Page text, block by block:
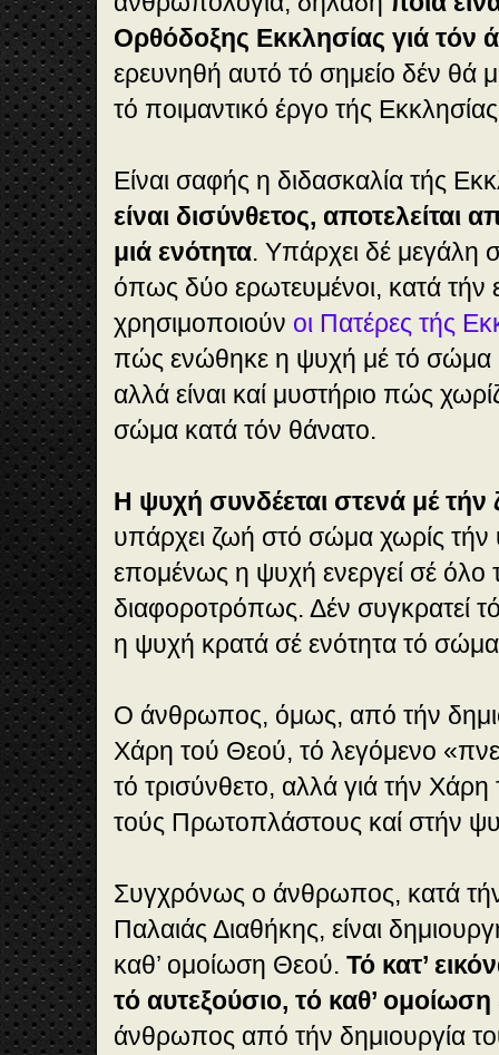
Ορθόδοξης Εκκλησίας γιά τόν
ερευνηθή αυτό τό σημείο δέν θά
τό ποιμαντικό έργο τής
Είναι σαφής η διδασκαλία τής
είναι δισύνθετος,
μιά ενότητα. Υπάρχει δέ μεγάλη
όπως δύο ερωτευμένοι, κατά τήν
χρησιμοποιούν οι Πατέρες τής
πώς ενώθηκε η ψυχή μέ τό σώμα
αλλά είναι καί μυστήριο πώς
σώμα κατά τόν θάνατο.
Η ψυχή συνδέεται στενά μέ τήν
υπάρχει ζωή στό σώμα χωρίς τήν
επομένως η ψυχή ενεργεί σέ όλο
διαφοροτρόπως. Δέν συγκρατεί
η ψυχή κρατά σέ ενότητα τό
Ο άνθρωπος, όμως, από τήν
Χάρη τού Θεού, τό λεγόμενο
τό τρισύνθετο, αλλά γιά τήν
τούς Πρωτοπλάστους καί στήν
Συγχρόνως ο άνθρωπος, κατά
Παλαιάς Διαθήκης, είναι
καθ’ ομοίωση Θεού. Τό κατ’
τό αυτεξούσιο, τό καθ’
άνθρωπος από τήν δημιουργία